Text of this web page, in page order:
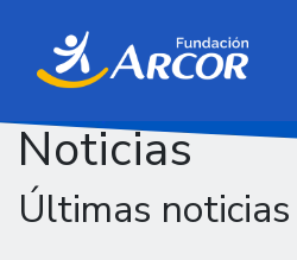
Noticias
Últimas noticias